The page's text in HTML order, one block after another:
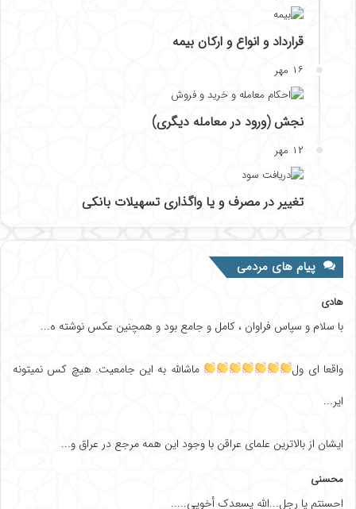
قرارداد و انواع و ارکان بیمه
۱۶ مهر
نجش (ورود در معامله دیگری)
۱۲ مهر
تغییر در مصرف و یا واگذاری تسهیلات بانکی
پیام های مردمی
هادی
با سلام و سپاس فراوان ، کامل و جامع بود و همچنین عکس نوشته ه...
واقعا ای ول
ماشالله به این جامعیت. هیچ کس نمیتونه
ایر...
ایشان از بالاترین علمای عراقن با وجود این همه مرجع در عراق و...
محسنی
احسنتم یا رجل...الله یسعدک أخويي.....